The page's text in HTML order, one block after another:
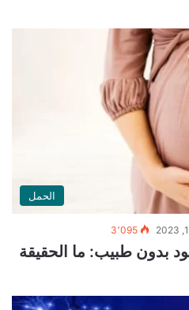
الحمل
3٬095
بدون طبيب: ما الحقيقة